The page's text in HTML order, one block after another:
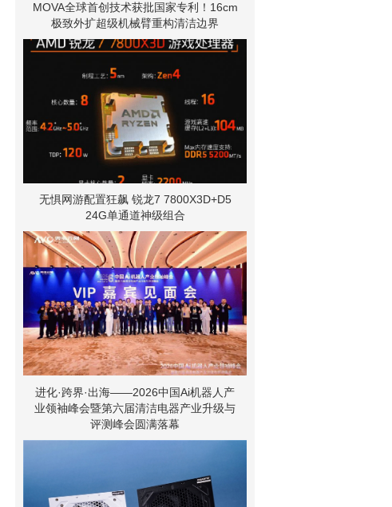
MOVA全球首创技术获批国家专利！16cm
极致外扩超级机械臂重构清洁边界
无惧网游配置狂飙 锐龙7 7800X3D+D5
24G单通道神级组合
进化·跨界·出海——2026中国Ai机器人产
业领袖峰会暨第六届清洁电器产业升级与
评测峰会圆满落幕